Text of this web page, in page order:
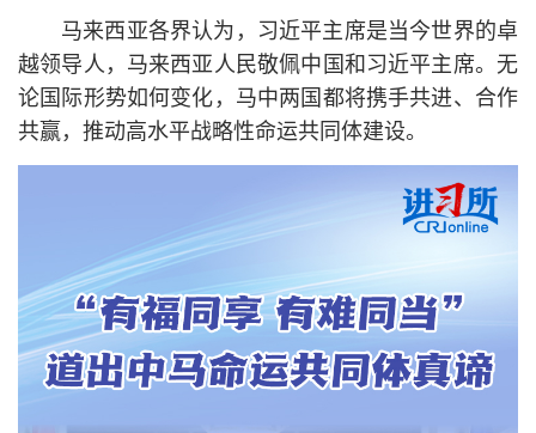
马来西亚各界认为，习近平主席是当今世界的卓
越领导人，马来西亚人民敬佩中国和习近平主席。无
论国际形势如何变化，马中两国都将携手共进、合作
共赢，推动高水平战略性命运共同体建设。